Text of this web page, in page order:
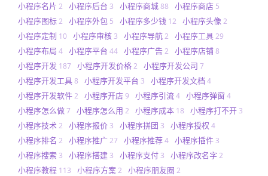
小程序名片 2 小程序后台 3 小程序商城88 小程序商店 5
小程序图标2 小程序外包 5 小程序多少钱 12 小程序头像 2
小程序定制 10 小程序审核 3 小程序导航2 小程序工具29
小程序布局 4 小程序平台 44 小程序广告2 小程序店铺8
小程序开发 187 小程序开发价格2 小程序开发公司 7
小程序开发工具8 小程序开发平台 3 小程序开发文档 4
小程序开发软件2 小程序开店9 小程序引流4 小程序弹窗 4
小程序怎么做7 小程序怎么用 2 小程序成本 18 小程序打不开 3
小程序技术2 小程序报价 3 小程序拼团 3 小程序授权 4
小程序排名 2 小程序推广27 小程序推荐4 小程序插件 3
小程序搜索 3 小程序搭建 3 小程序支付 3 小程序改名字 2
小程序教程 113 小程序方案2 小程序朋友圈 2